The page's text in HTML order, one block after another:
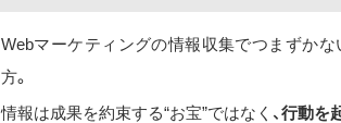
Webマーケティングの情報収集でつまずかな
方。
情報は成果を約束する“お宝”ではなく、行動を